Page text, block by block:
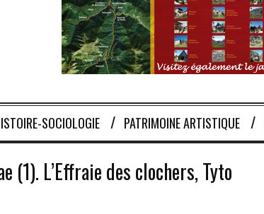
SOCIOLOGIE PATRIMOINE ARTISTIQUE
(1). L’Effraie des clochers, Tyto